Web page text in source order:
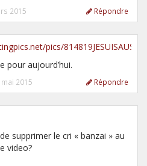
2015 Répondre
pics/
pour aujourd’hui.
mai 2015 Répondre
supprimer le cri « banzai » au
video?